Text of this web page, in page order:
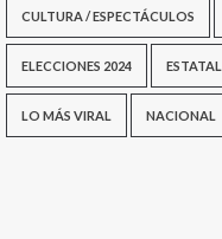
CULTURA / ESPECTÁCULOS
ELECCIONES 2024 ESTATAL
LO MÁS VIRAL NACIONAL